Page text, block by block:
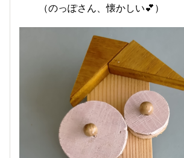
（のっぽさん、懐かしい💕）